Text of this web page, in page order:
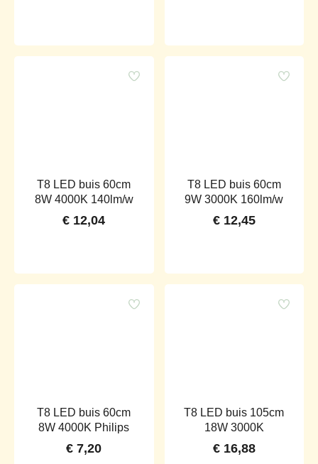
T8 LED buis 60cm
8W 4000K 140lm/w
€ 12,04
T8 LED buis 60cm
9W 3000K 160lm/w
€12,45
T8 LED buis 60cm
8W 4000K Philips
€ 7,20
T8 LED buis 105cm
18W 3000K
€16,88